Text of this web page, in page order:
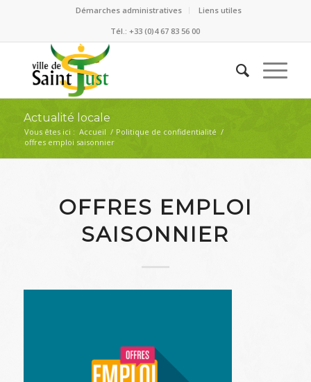
Démarches administratives
Liens utiles
Tél.: +33 (0)4 67 83 56 00
Actualité locale
Vous êtes ici : Accueil / Politique de confidentialité /
offres emploi saisonnier
OFFRES EMPLOI
SAISONNIER